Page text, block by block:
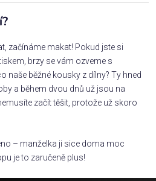
začínáme makat! Pokud jste si
brzy se vám ozveme s
naše běžné kousky z dílny? Ty hned
a během dvou dnů už jsou na
začít těšit, protože už skoro
– manželka ji sice doma moc
je to zaručeně plus!